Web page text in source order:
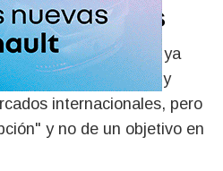
aseguró que el país ya
a tomar deuda y
internacionales, pero
y no de un objetivo en